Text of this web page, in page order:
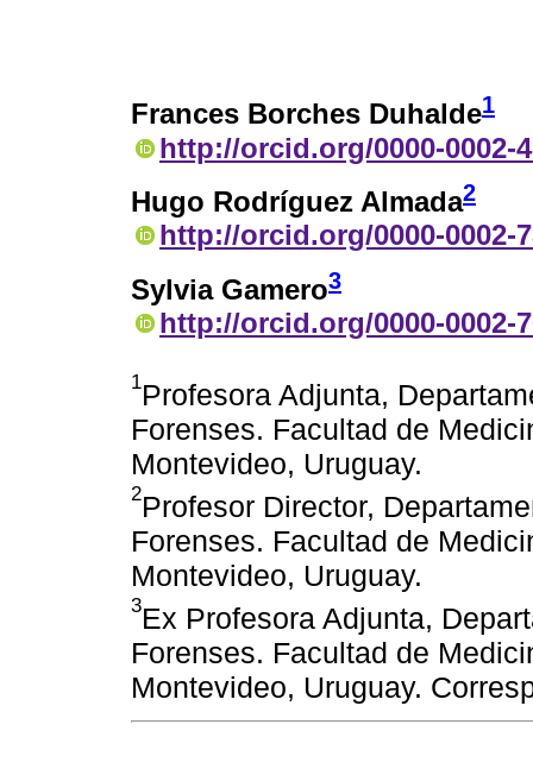
Frances Borches Duhalde1
http://orcid.org/0000-0002-
Hugo Rodríguez Almada2
http://orcid.org/0000-0002-
Sylvia Gamero3
http://orcid.org/0000-0002-
1Profesora Adjunta,
Forenses. Facultad de
Montevideo, Uruguay.
2Profesor Director,
Forenses. Facultad de
Montevideo, Uruguay.
3Ex Profesora Adjunta,
Forenses. Facultad de
Montevideo, Uruguay.